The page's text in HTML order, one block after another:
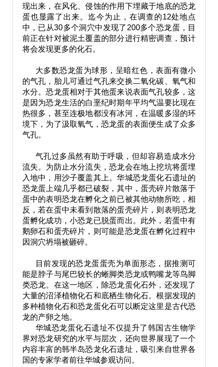
现出来，在风化、侵蚀的作用下埋藏于地底的恐龙
蛋也显露了出来。迄今为止，在调查的12处地点
中，已从30多个洞穴中发现了200多个恐龙蛋，目
前正在针对被泥土覆盖的部分进行精密调查，预计
将会发现更多的化石。
大多数恐龙蛋为球形，呈暗红色，表面有微小
的气孔，胎儿可通过气孔来交换二氧化碳、氧气和
水分。恐龙蛋相对于其他蛋来说表面气孔较多，这
是因为恐龙生活的白垩纪时期年平均气温要比现在
热很多，甚至连极地都没有冰河，在温暖多湿的环
境下，为了汲取氧气，恐龙蛋的表面便生成了众多
气孔。
气孔过多虽然有助于呼吸，但却容易造成水分
流失。为防止水分流失，恐龙会在地上挖坑将蛋埋
入地中，用沙子覆盖其上。华城恐龙蛋化石遗址的
恐龙蛋上端几乎都已破裂，其中，蛋壳碎片散落于
蛋中的表明恐龙在孵化之前已被其他动物所吃，相
反，若在蛋中未看到散落的蛋壳碎片，则表明恐龙
蛋孵化成功，小恐龙已脱蛋而出。此外，若蛋中有
鹅卵石和蛋壳碎片，则可能是恐龙蛋在孵化过程中
因洞穴坍塌被砸碎。
目前发现的恐龙蛋蛋壳为单面形态，据推测可
能是脖子与尾巴较长的蜥脚类恐龙或鸭嘴龙等鸟脚
类恐龙。在这一地区，除恐龙蛋化石外，还发现了
大量的沼泽植物化石和底栖生物化石。根据发现的
多种植物化石和恐龙蛋化石可以断定这里是古代恐
龙的产卵之地。
华城恐龙蛋化石遗址不仅提升了韩国古生物学
界对恐龙研究的水平与层次，还向世界展现了一个
内容丰富的韩半岛恐龙化石遗址，吸引来自世界各
国的专家学者前往华城参观访问。